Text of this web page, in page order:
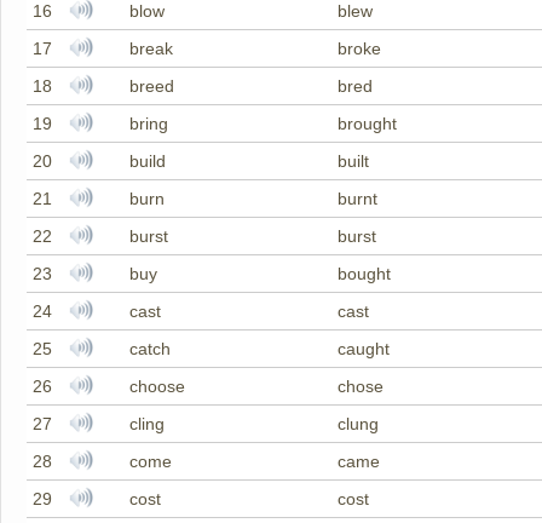
16
blow
blew
17
break
broke
18
breed
bred
19
bring
brought
20
build
built
21
burn
burnt
22
burst
burst
23
buy
bought
24
cast
cast
25
catch
caught
26
choose
chose
27
cling
clung
28
come
came
29
cost
cost